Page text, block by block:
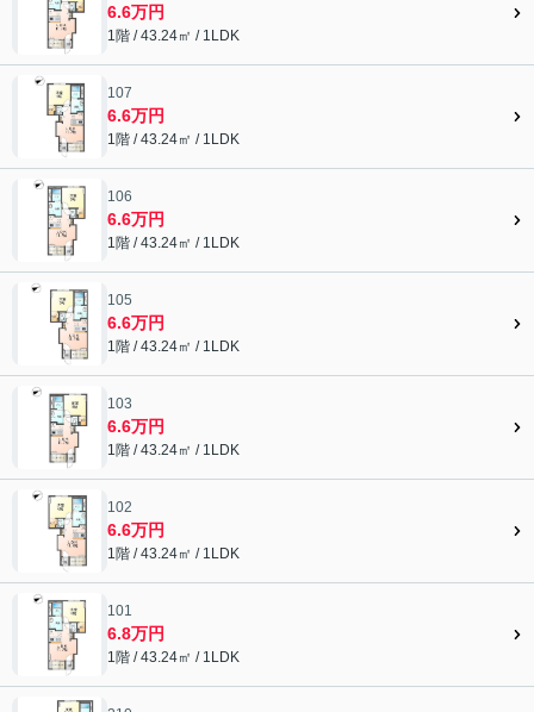
6.6万円
1階 / 43.24㎡ / 1LDK
107
6.6万円
1階 / 43.24㎡ / 1LDK
106
6.6万円
1階 / 43.24㎡ / 1LDK
105
6.6万円
1階 / 43.24㎡ / 1LDK
103
6.6万円
1階 / 43.24㎡ / 1LDK
102
6.6万円
1階 / 43.24㎡ / 1LDK
101
6.8万円
1階 / 43.24㎡ / 1LDK